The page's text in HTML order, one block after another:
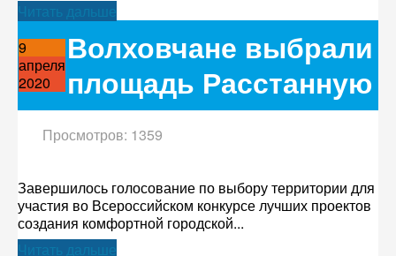
Читать дальше
9
апреля
2020
Волховчане выбрали
площадь Расстанную
Просмотров: 1359
Завершилось голосование по выбору территории для
участия во Всероссийском конкурсе лучших проектов
создания комфортной городской...
Читать дальше